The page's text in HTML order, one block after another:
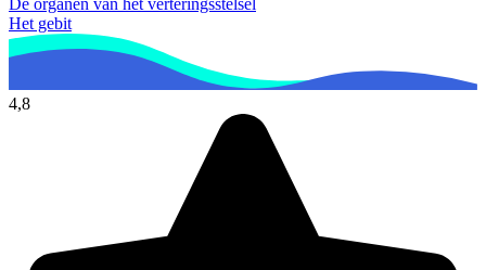
De organen van het verteringsstelsel
Het gebit
4,8